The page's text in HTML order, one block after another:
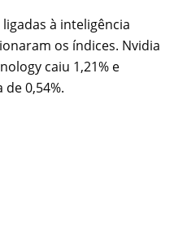
à inteligência
os índices. Nvidia
caiu 1,21% e
0,54%.